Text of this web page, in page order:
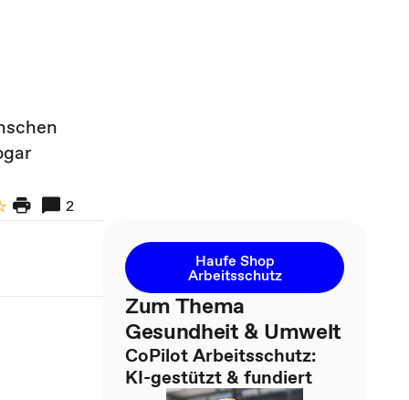
2
Haufe Shop
Arbeitsschutz
Zum Thema
Gesundheit & Umwelt
CoPilot Arbeitsschutz:
KI-gestützt & fundiert